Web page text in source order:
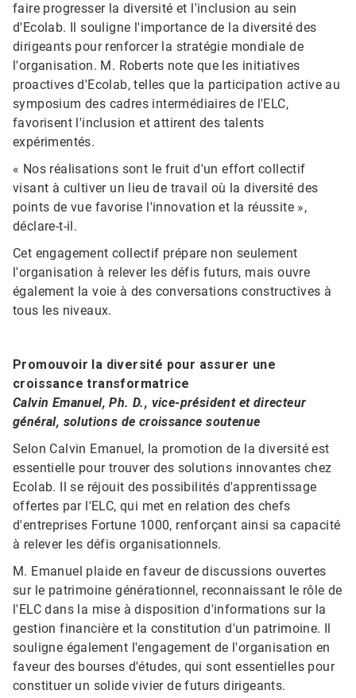
faire progresser la diversité et l'inclusion au sein
d'Ecolab. Il souligne l'importance de la diversité des
dirigeants pour renforcer la stratégie mondiale de
l'organisation. M. Roberts note que les initiatives
proactives d'Ecolab, telles que la participation active au
symposium des cadres intermédiaires de l'ELC,
favorisent l'inclusion et attirent des talents
expérimentés.
« Nos réalisations sont le fruit d'un effort collectif
visant à cultiver un lieu de travail où la diversité des
points de vue favorise l'innovation et la réussite »,
déclare-t-il.
Cet engagement collectif prépare non seulement
l'organisation à relever les défis futurs, mais ouvre
également la voie à des conversations constructives à
tous les niveaux.​​​​​​​
Promouvoir la diversité pour assurer une
croissance transformatrice
Calvin Emanuel, Ph. D., vice-président et directeur
général, solutions de croissance soutenue
Selon Calvin Emanuel, la promotion de la diversité est
essentielle pour trouver des solutions innovantes chez
Ecolab. Il se réjouit des possibilités d'apprentissage
offertes par l'ELC, qui met en relation des chefs
d'entreprises Fortune 1000, renforçant ainsi sa capacité
à relever les défis organisationnels.
M. Emanuel plaide en faveur de discussions ouvertes
sur le patrimoine générationnel, reconnaissant le rôle de
l'ELC dans la mise à disposition d'informations sur la
gestion financière et la constitution d'un patrimoine.​​​​​​​ Il
souligne également l'engagement de l'organisation en
faveur des bourses d'études, qui sont essentielles pour
constituer un solide vivier de futurs dirigeants.